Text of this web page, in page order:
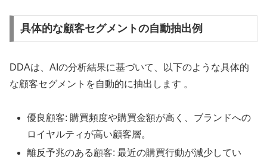
具体的な顧客セグメントの自動抽出例
DDAは、AIの分析結果に基づいて、以下のような具体的
な顧客セグメントを自動的に抽出します 。
優良顧客: 購買頻度や購買金額が高く、ブランドへの
ロイヤルティが高い顧客層。
離反予兆のある顧客: 最近の購買行動が減少してい